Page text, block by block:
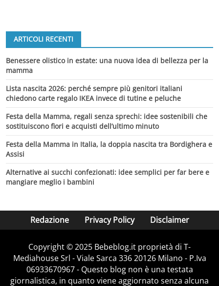
ARTICOLI RECENTI
Benessere olistico in estate: una nuova idea di bellezza per la
mamma
Lista nascita 2026: perché sempre più genitori italiani
chiedono carte regalo IKEA invece di tutine e peluche
Festa della Mamma, regali senza sprechi: idee sostenibili che
sostituiscono fiori e acquisti dell’ultimo minuto
Festa della Mamma in Italia, la doppia nascita tra Bordighera e
Assisi
Alternative ai succhi confezionati: idee semplici per far bere e
mangiare meglio i bambini
Redazione Privacy Policy Disclaimer
Copyright © 2025 Bebeblog.it proprietà di T-
Mediahouse Srl - Viale Sarca 336 20126 Milano - P.Iva
06933670967 - Questo blog non è una testata
giornalistica, in quanto viene aggiornato senza alcuna